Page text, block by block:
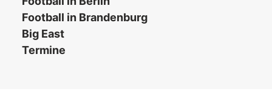
Football in Brandenburg
Big East
Termine